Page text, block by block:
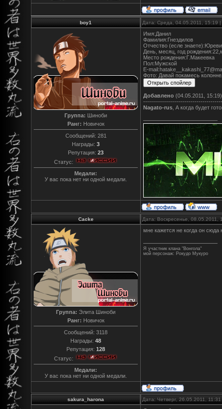
boy1 Дата: Среда, 04.05.2011, 15:19
Группа: Шиноби
Ранг: Новичок
Сообщений: 281
Награды: 3
Репутация: 23
Статус:
Медали:
У вас пока нет ни одной медали.
Имя:Данил
Фамилия:Гнездилов
Отчество (есле
День, месяц, год
Место рождения:Г.Макеевка
Пол:Мужской
E-
Фото: Давай покамесь
Добавлено (04.05.2011, 15:19)
Nagato-rus , А когда будет
Cacke Дата: Воскресенье,
Группа: Элита Шиноби
Ранг: Новичок
Сообщений: 3118
Награды: 48
Репутация: 128
Статус:
Медали:
У вас пока нет ни одной медали.
мне кажется не когда он сюда
Я участник клана "Вонгола"
мой персонаж: Рокудо Мукуро
sakura_harona Дата: Четверг, 26.05.2011,